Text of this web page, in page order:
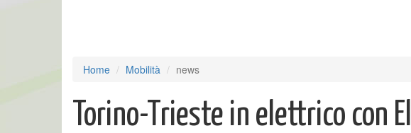
Home Mobilità news
Torino-Trieste in elettrico con